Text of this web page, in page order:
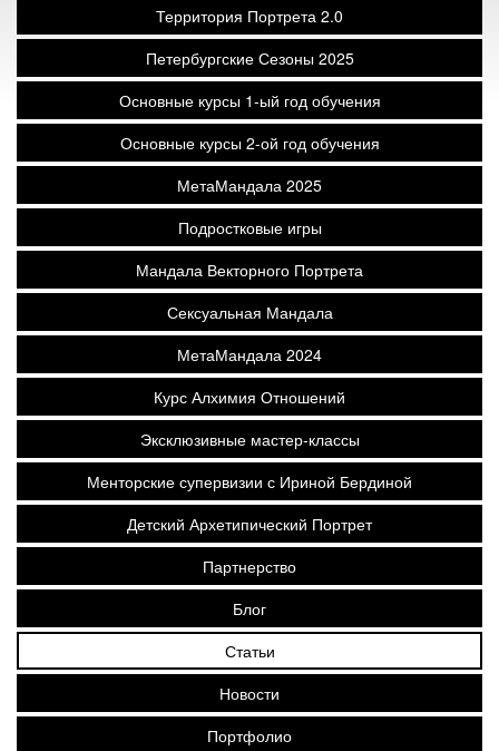
Территория Портрета 2.0
Петербургские Сезоны 2025
Основные курсы 1-ый год обучения
Основные курсы 2-ой год обучения
МетаМандала 2025
Подростковые игры
Мандала Векторного Портрета
Сексуальная Мандала
МетаМандала 2024
Курс Алхимия Отношений
Эксклюзивные мастер-классы
Менторские супервизии с Ириной Бердиной
Детский Архетипический Портрет
Партнерство
Блог
Статьи
Новости
Портфолио